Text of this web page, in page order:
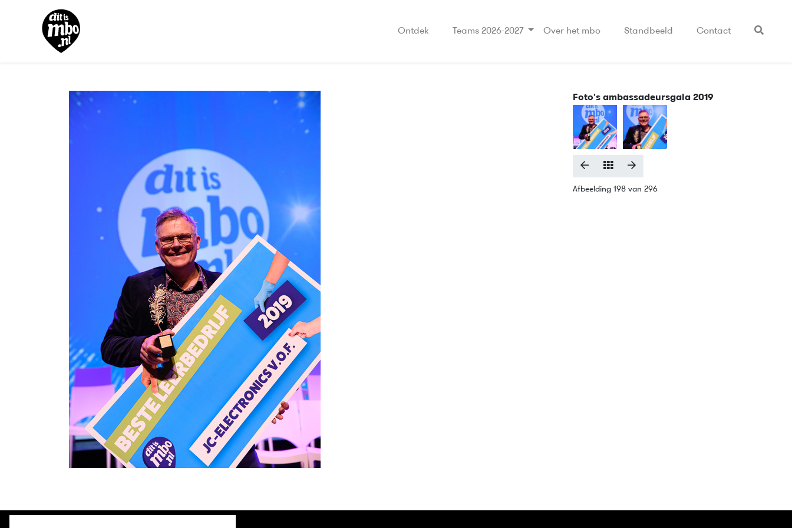
Ontdek Teams 2026-2027 Over het mbo Standbeeld Contact
Foto's ambassadeursgala 2019
Afbeelding 198 van 296